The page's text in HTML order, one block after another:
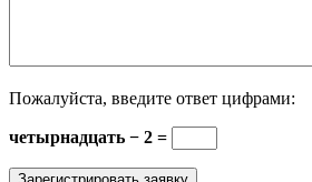
Пожалуйста, введите ответ цифрами:
четырнадцать − 2 =